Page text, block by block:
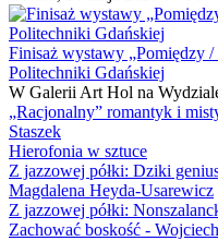
Finisaż wystawy „Pomiędzy
Politechniki Gdańskiej
W Galerii Art Hol na
„Racjonalny” romantyk i
Staszek
Hierofonia w sztuce
Z jazzowej półki: Dziki
Magdalena Heyda-Usarewicz
Z jazzowej półki:
Zachować boskość -